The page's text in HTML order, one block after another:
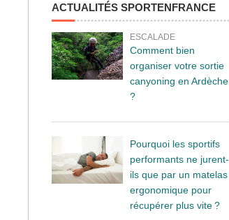
ACTUALITÉS SPORTENFRANCE
ESCALADE
Comment bien
organiser votre sortie
canyoning en Ardèche
?
Pourquoi les sportifs
performants ne jurent-
ils que par un matelas
ergonomique pour
récupérer plus vite ?